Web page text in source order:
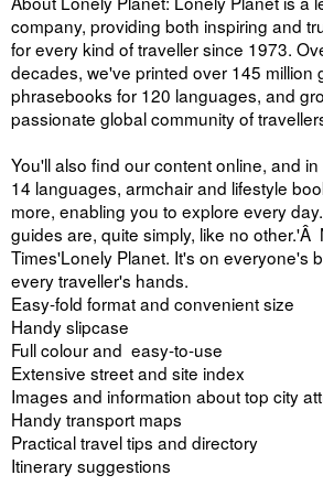
company, providing both inspiring and
for every kind of traveller since 1973.
decades, we've printed over 145 million
phrasebooks for 120 languages, and
passionate global community of
You'll also find our content online, and
14 languages, armchair and lifestyle
more, enabling you to explore every
guides are, quite simply, like no other.'Â
Times'Lonely Planet. It's on everyone's
every traveller's hands.
Easy-fold format and convenient size
Handy slipcase
Full colour and easy-to-use
Extensive street and site index
Images and information about top city
Handy transport maps
Practical travel tips and directory
Itinerary suggestions